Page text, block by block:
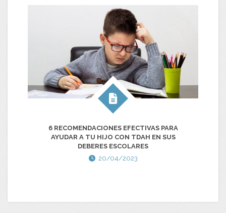
6 RECOMENDACIONES EFECTIVAS PARA
AYUDAR A TU HIJO CON TDAH EN SUS
DEBERES ESCOLARES
20/04/2023